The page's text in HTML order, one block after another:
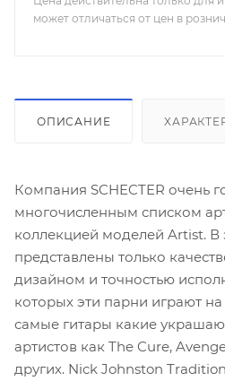
Бридж:Diamond Vintage
может отличаться от цен в
ОПИСАНИЕ
Компания SCHECTER очень
многочисленным списком
коллекцией моделей Artist. В
представлены только
дизайном и точностью
которых эти парни играют
самые гитары какие
артистов как The Cure,
других. Nick Johnston